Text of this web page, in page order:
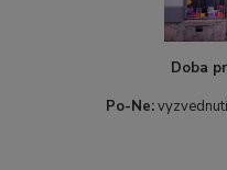
Doba
Po-Ne: